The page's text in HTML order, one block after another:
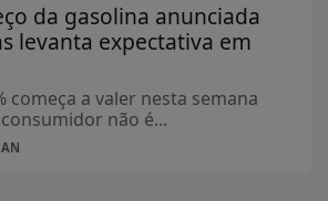
da gasolina anunciada
levanta expectativa em
começa a valer nesta semana
não é...